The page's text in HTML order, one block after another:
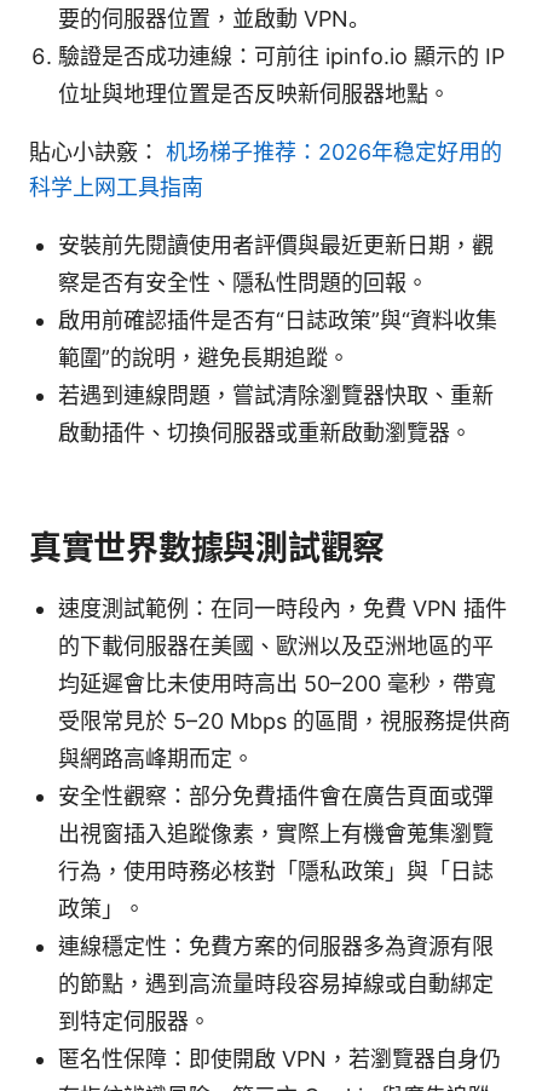
要的伺服器位置，並啟動 VPN。
驗證是否成功連線：可前往 ipinfo.io 顯示的 IP
位址與地理位置是否反映新伺服器地點。
貼心小訣竅： 机场梯子推荐：2026年稳定好用的
科学上网工具指南
安裝前先閱讀使用者評價與最近更新日期，觀
察是否有安全性、隱私性問題的回報。
啟用前確認插件是否有“日誌政策”與“資料收集
範圍”的說明，避免長期追蹤。
若遇到連線問題，嘗試清除瀏覽器快取、重新
啟動插件、切換伺服器或重新啟動瀏覽器。
真實世界數據與測試觀察
速度測試範例：在同一時段內，免費 VPN 插件
的下載伺服器在美國、歐洲以及亞洲地區的平
均延遲會比未使用時高出 50–200 毫秒，帶寬
受限常見於 5–20 Mbps 的區間，視服務提供商
與網路高峰期而定。
安全性觀察：部分免費插件會在廣告頁面或彈
出視窗插入追蹤像素，實際上有機會蒐集瀏覽
行為，使用時務必核對「隱私政策」與「日誌
政策」。
連線穩定性：免費方案的伺服器多為資源有限
的節點，遇到高流量時段容易掉線或自動綁定
到特定伺服器。
匿名性保障：即使開啟 VPN，若瀏覽器自身仍